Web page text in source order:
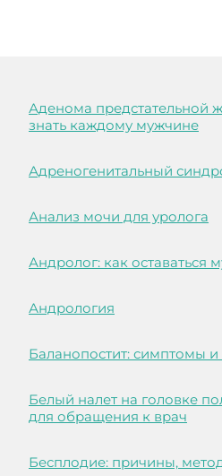
Аденома предстательной
знать каждому мужчине
Адреногенитальный
Анализ мочи для уролога
Андролог: как оставаться
Андрология
Баланопостит: симптомы и
Белый налет на головке
для обращения к врач
Бесплодие: причины,